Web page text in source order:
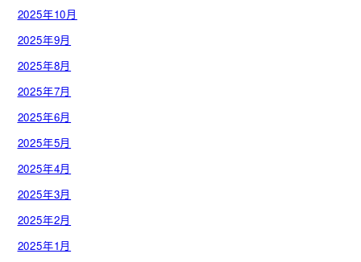
2025年10月
2025年9月
2025年8月
2025年7月
2025年6月
2025年5月
2025年4月
2025年3月
2025年2月
2025年1月